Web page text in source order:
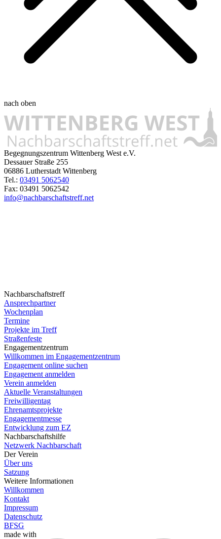
nach oben
Begegnungszentrum Wittenberg West e.V.
Dessauer Straße 255
06886 Lutherstadt Wittenberg
Tel.: 03491 5062540
Fax: 03491 5062542
info@nachbarschaftstreff.net
Nachbarschaftstreff
Ansprechpartner
Wochenplan
Termine
Projekte im Treff
Straßenfeste
Engagementzentrum
Willkommen im Engagementzentrum
Engagement online suchen
Engagement anmelden
Verein anmelden
Aktuelle Veranstaltungen
Freiwilligentag
Ehrenamtsprojekte
Engagementmesse
Entwicklung zum EZ
Nachbarschaftshilfe
Netzwerk Nachbarschaft
Der Verein
Über uns
Satzung
Weitere Informationen
Willkommen
Kontakt
Impressum
Datenschutz
BFSG
made with